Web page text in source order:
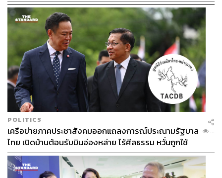
POLITICS
เครือข่ายภาคประชาสังคมออกแถลงการณ์ประณามรัฐบาล
ไทย เปิดบ้านต้อนรับมินอ่องหล่าย ไร้ศีลธรรม หวั่นถูกใช้
เป็นเครื่องมือกดขี่ชาวเมียนมา
...